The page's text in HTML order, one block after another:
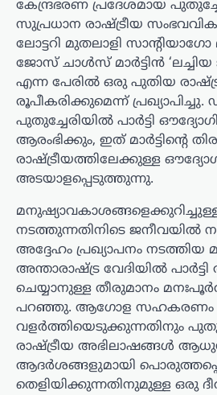
കേന്ദ്രഭരണ പ്രദേശമായ
സുപ്രധാന രാഷ്ട്രീയ
ലോട്ടറി മുതലാളി സാന്റിയാഗോ
ജോസ് ചാൾസ് മാർട്ടിൻ
എന്ന പേരിൽ ഒരു പുതിയ
രൂപീകരിക്കുമെന്ന്
പുതുച്ചേരിയിൽ പാർട്ടി
ആരംഭിക്കും, ഇത് മാർട്ടിന്റെ
രാഷ്ട്രീയത്തിലേക്കുള്ള
അടയാളപ്പെടുത്തുന്നു.
നടത്തുന്നതിനിടെ ജനീവയിൽ
അദ്ദേഹം പ്രഖ്യാപനം നടത്തിയ
അന്താരാഷ്ട്ര വേദിയിൽ
ചെയ്യാനുള്ള തീരുമാനം
പറഞ്ഞു. ആഗോള സഹകരണം
വളർത്തിയെടുക്കുന്നതിനും
രാഷ്ട്രീയ അഭിലാഷങ്ങൾ
ആദർശങ്ങളുമായി
തെളിയിക്കുന്നതിനുമുള്ള ഒരു